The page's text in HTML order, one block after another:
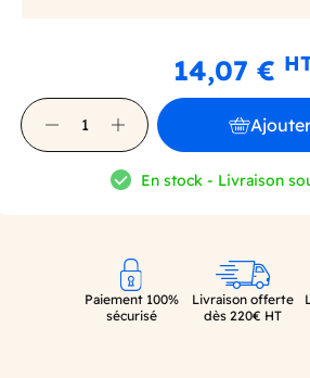
14,07 €
En stock - Livraison
Paiement 100%
sécurisé
Livraison offerte
dès 220€ HT